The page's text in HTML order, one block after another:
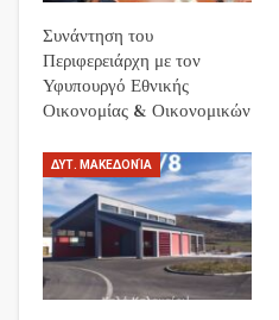
Συνάντηση του
Περιφερειάρχη με τον
Υφυπουργό Εθνικής
Οικονομίας & Οικονομικών
ΔΥΤ. ΜΑΚΕΔΟΝΊΑ